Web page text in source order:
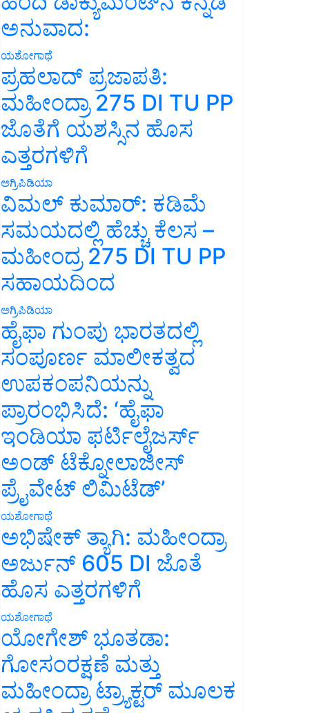
ಅನುವಾದ:
ಯಶೋಗಾಥೆ
ಪ್ರಹಲಾದ್ ಪ್ರಜಾಪತಿ:
ಮಹೀಂದ್ರಾ 275 DI TU PP
ಜೊತೆಗೆ ಯಶಸ್ಸಿನ ಹೊಸ
ಎತ್ತರಗಳಿಗೆ
ಅಗ್ರಿಪಿಡಿಯಾ
ವಿಮಲ್ ಕುಮಾರ್: ಕಡಿಮೆ
ಸಮಯದಲ್ಲಿ ಹೆಚ್ಚು ಕೆಲಸ –
ಮಹೀಂದ್ರ 275 DI TU PP
ಸಹಾಯದಿಂದ
ಅಗ್ರಿಪಿಡಿಯಾ
ಹೈಫಾ ಗುಂಪು ಭಾರತದಲ್ಲಿ
ಸಂಪೂರ್ಣ ಮಾಲೀಕತ್ವದ
ಉಪಕಂಪನಿಯನ್ನು
ಪ್ರಾರಂಭಿಸಿದೆ: ‘ಹೈಫಾ
ಇಂಡಿಯಾ ಫರ್ಟಿಲೈಜರ್ಸ್
ಅಂಡ್ ಟೆಕ್ನೋಲಾಜೀಸ್
ಪ್ರೈವೇಟ್ ಲಿಮಿಟೆಡ್’
ಯಶೋಗಾಥೆ
ಅಭಿಷೇಕ್ ತ್ಯಾಗಿ: ಮಹೀಂದ್ರಾ
ಅರ್ಜುನ್ 605 DI ಜೊತೆ
ಹೊಸ ಎತ್ತರಗಳಿಗೆ
ಯಶೋಗಾಥೆ
ಯೋಗೇಶ್ ಭೂತಡಾ:
ಗೋಸಂರಕ್ಷಣೆ ಮತ್ತು
ಮಹೀಂದ್ರಾ ಟ್ರ್ಯಾಕ್ಟರ್ ಮೂಲಕ